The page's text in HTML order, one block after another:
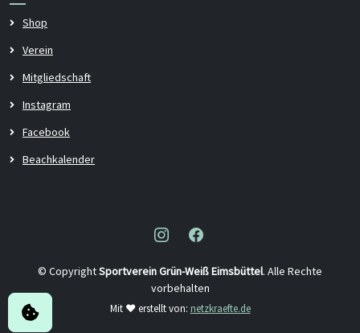
Shop
Verein
Mitgliedschaft
Instagram
Facebook
Beachkalender
© CopyrightSportverein Grün-Weiß Eimsbüttel. Alle Rechte
vorbehalten
Mit ♥ erstellt von: netzkraefte.de